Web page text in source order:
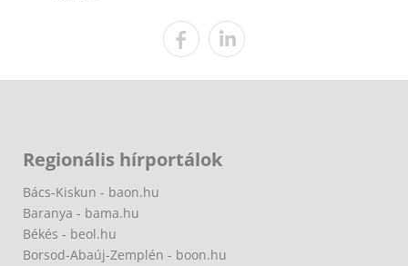
Regionális hírportálok
Bács-Kiskun - baon.hu
Baranya - bama.hu
Békés - beol.hu
Borsod-Abaúj-Zemplén - boon.hu